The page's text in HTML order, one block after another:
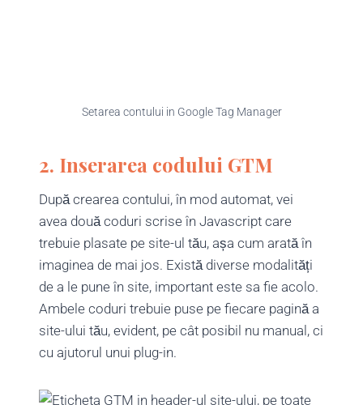
Setarea contului in Google Tag Manager
2. Inserarea codului GTM
După crearea contului, în mod automat, vei
avea două coduri scrise în Javascript care
trebuie plasate pe site-ul tău, așa cum arată în
imaginea de mai jos. Există diverse modalități
de a le pune în site, important este sa fie acolo.
Ambele coduri trebuie puse pe fiecare pagină a
site-ului tău, evident, pe cât posibil nu manual, ci
cu ajutorul unui plug-in.